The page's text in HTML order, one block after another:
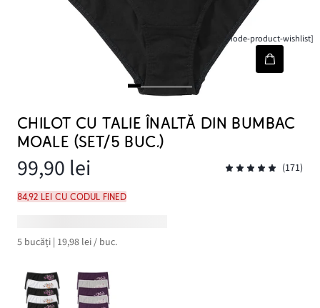
[node-product-wishlist]
CHILOT CU TALIE ÎNALTĂ DIN BUMBAC
MOALE (SET/5 BUC.)
99,90 lei (171)
84,92 lei cu codul FINED
5 bucăți | 19,98 lei / buc.